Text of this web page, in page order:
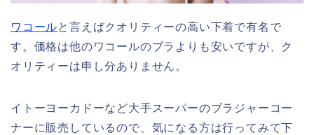
ワコールと言えばクオリティーの高い下着で有名で
す。価格は他のワコールのブラよりも安いですが、ク
オリティーは申し分ありません。
イトーヨーカドーなど大手スーパーのブラジャーコー
ナーに販売しているので、気になる方は行ってみて下